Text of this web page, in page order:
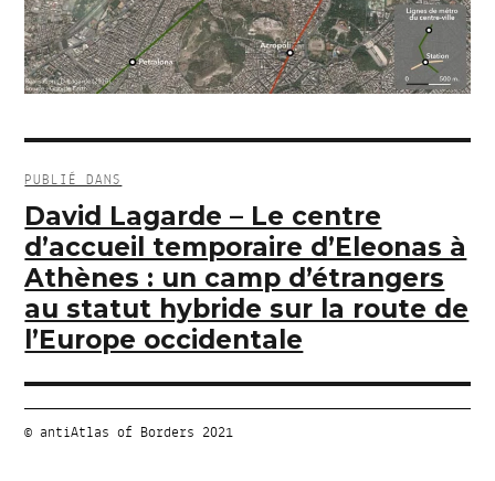
Navigation
de
l’article
PUBLIÉ DANS
David Lagarde – Le centre
d’accueil temporaire d’Eleonas à
Athènes : un camp d’étrangers
au statut hybride sur la route de
l’Europe occidentale
© antiAtlas of Borders 2021